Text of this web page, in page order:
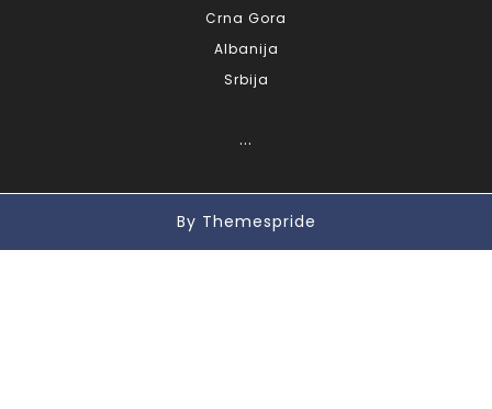
Crna Gora
Albanija
Srbija
...
By Themespride